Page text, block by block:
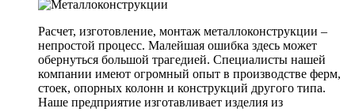
Расчет, изготовление, монтаж металлоконструкции –
непростой процесс. Малейшая ошибка здесь может
обернуться большой трагедией. Специалисты нашей
компании имеют огромный опыт в производстве ферм,
стоек, опорных колонн и конструкций другого типа.
Наше предприятие изготавливает изделия из